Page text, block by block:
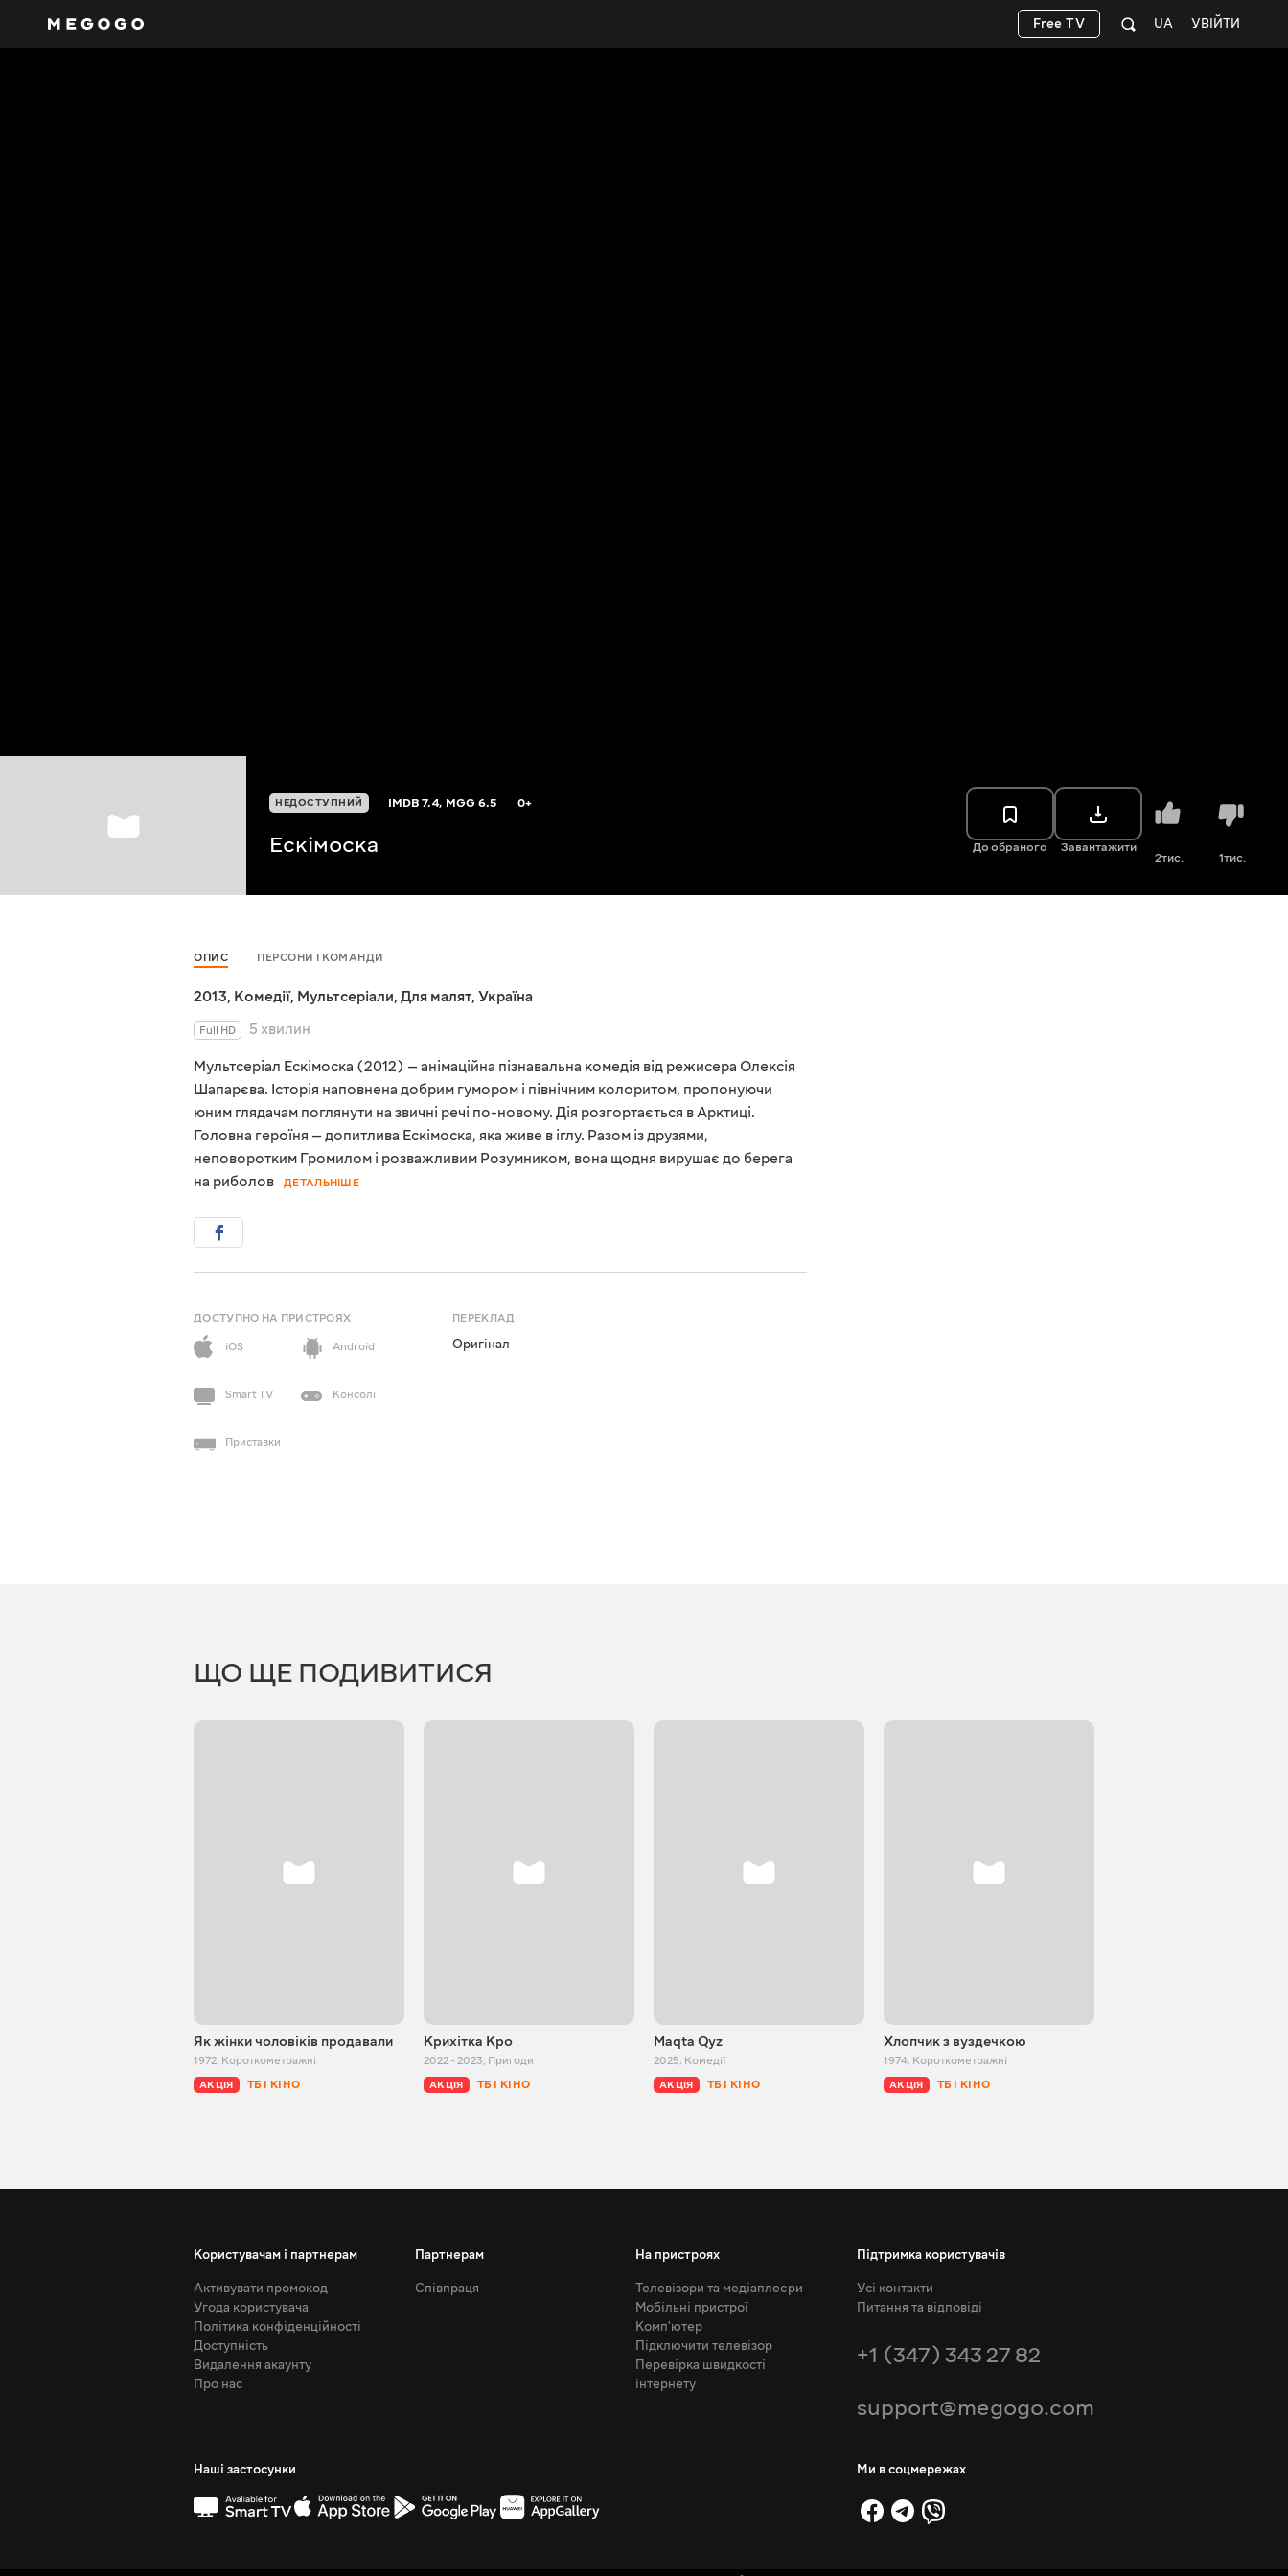
УВІЙТИ
UA
Free TV
НЕДОСТУПНИЙ IMDB7.4, MGG6.5 0+
Ескімоска До обраного Завантажити
2тис. 1тис.
ОПИС ПЕРСОНИ І КОМАНДИ
2013, Комедії, Мультсеріали, Для малят, Україна
Full HD
5 хвилин
Мультсеріал Ескімоска (2012) — анімаційна пізнавальна комедія від режисера Олексія
Шапарєва. Історія наповнена добрим гумором і північним колоритом, пропонуючи
юним глядачам поглянути на звичні речі по-новому. Дія розгортається в Арктиці.
Головна героїня — допитлива Ескімоска, яка живе в іглу. Разом із друзями,
неповоротким Громилом і розважливим Розумником, вона щодня вирушає до берега
на риболов
ДЕТАЛЬНІШЕ
ДОСТУПНО НА ПРИСТРОЯХ
iOS
Android
Smart TV Консолі
Приставки
ПЕРЕКЛАД
Оригінал
ЩО ЩЕ ПОДИВИТИСЯ
Як жінки чоловіків продавали
1972, Короткометражні
АКЦІЯ ТБ І КІНО
Крихітка Кро
2022 - 2023, Пригоди
АКЦІЯ ТБ І КІНО
Maqta Qyz
2025, Комедії
АКЦІЯ ТБ І КІНО
Хлопчик з вуздечкою
1974, Короткометражні
АКЦІЯ ТБ І КІНО
Користувачам і партнерам
Активувати промокод
Угода користувача
Політика конфіденційності
Доступність
Видалення акаунту
Про нас
Партнерам
Співпраця
На пристроях
Телевізори та медіаплеєри
Мобільні пристрої
Комп'ютер
Підключити телевізор
Перевірка швидкості
інтернету
Підтримка користувачів
Усі контакти
Питання та відповіді
+1 (347) 343 27 82
support@megogo.com
Наші застосунки Ми в соцмережах